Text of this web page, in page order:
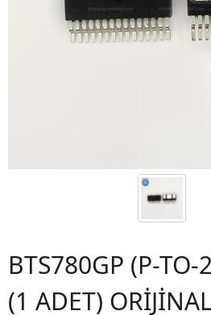
BTS780GP (P-
(1 ADET)